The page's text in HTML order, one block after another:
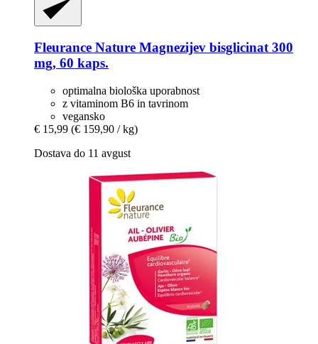
Fleurance Nature Magnezijev bisglicinat 300
mg, 60 kaps.
optimalna biološka uporabnost
z vitaminom B6 in tavrinom
vegansko
€ 15,99 (€ 159,90 / kg)
Dostava do 11 avgust